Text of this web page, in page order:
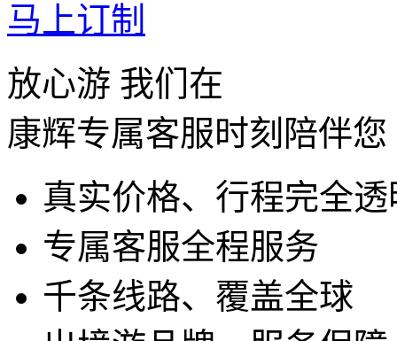
马上订制
放心游 我们在
康辉专属客服时刻陪伴您
真实价格、行程完全透
专属客服全程服务
千条线路、覆盖全球